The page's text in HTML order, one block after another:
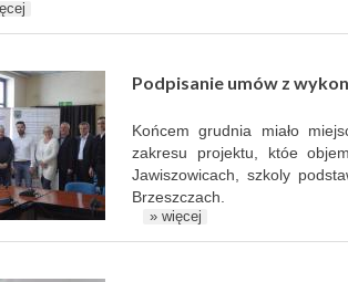
Podpisanie umów z
Końcem grudnia miało
zakresu projektu, któe
Jawiszowicach, szkoly
Brzeszczach.
» więcej